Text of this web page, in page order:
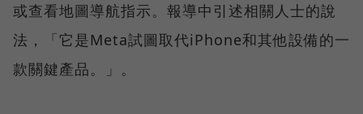
或查看地圖導航指示。報導中引述相關人士的說
法，「它是Meta試圖取代iPhone和其他設備的一
款關鍵產品。」。